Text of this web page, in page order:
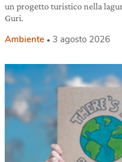
un progetto turistico nella
Guri.
Ambiente 3 agosto 2026